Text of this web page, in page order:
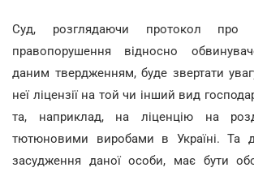
Суд, розглядаючи протокол про
правопорушення відносно
даним твердженням, буде звертати
неї ліцензії на той чи інший вид
та, наприклад, на ліценцію на
тютюновими виробами в Україні. Та
засудження даної особи, має бути